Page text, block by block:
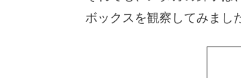
ボックスを観察してみまし